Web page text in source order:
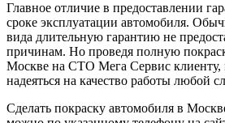
Главное отличие в предоставлении
сроке эксплуатации автомобиля.
вида длительную гарантию не
причинам. Но проведя полную
Москве на СТО Мега Сервис клиенту,
надеяться на качество работы любой
Сделать покраску автомобиля в